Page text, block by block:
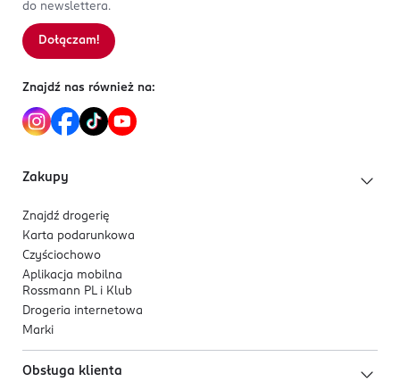
do newslettera.
Dołączam!
Znajdź nas również na:
Zakupy
Znajdź drogerię
Karta podarunkowa
Czyściochowo
Aplikacja mobilna
Rossmann PL i Klub
Drogeria internetowa
Marki
Obsługa klienta